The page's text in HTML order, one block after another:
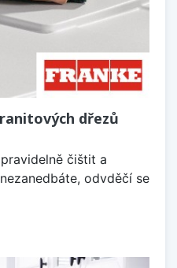
dřezů
čištit a
odvděčí se